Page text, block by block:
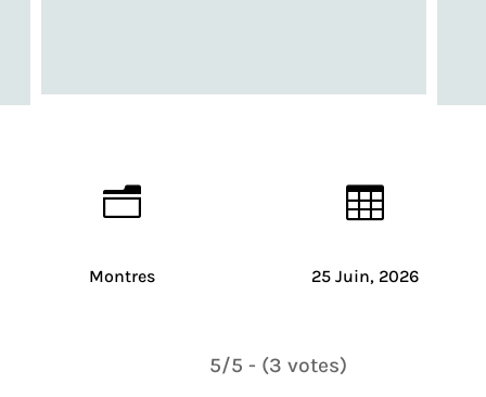
n
Montres

25 Juin, 2026
5/5 - (3 votes)